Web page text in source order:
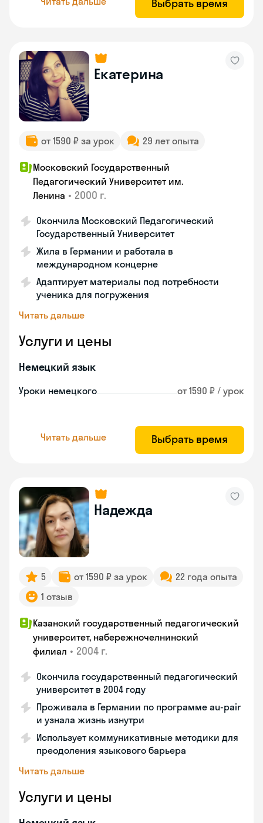
Выбрать время
Екатерина
от 1590 ₽ за урок 29 лет опыта
Московский Государственный
Педагогический Университет им.
Ленина • 2000 г.
Окончила Московский Педагогический
Государственный Университет
Жила в Германии и работала в
международном концерне
Адаптирует материалы под потребности
ученика для погружения
Читать дальше
Услуги и цены
Немецкий язык
Уроки немецкого от 1590 ₽ / урок
Читать дальше Выбрать время
Надежда
5 от 1590 ₽ за урок
22 года опыта
1 отзыв
Казанский государственный педагогический
университет, набережночелнинский
филиал • 2004 г.
Окончила государственный педагогический
университет в 2004 году
Проживала в Германии по программе au-pair
и узнала жизнь изнутри
Использует коммуникативные методики для
преодоления языкового барьера
Читать дальше
Услуги и цены